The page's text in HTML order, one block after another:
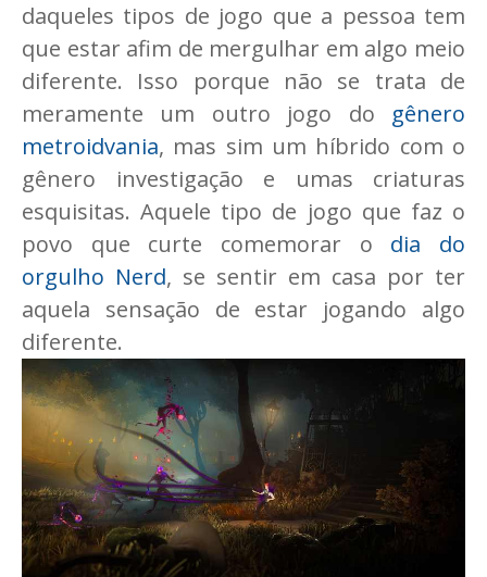
daqueles tipos de jogo que a pessoa tem
que estar afim de mergulhar em algo meio
diferente. Isso porque não se trata de
meramente um outro jogo do gênero
metroidvania, mas sim um híbrido com o
gênero investigação e umas criaturas
esquisitas. Aquele tipo de jogo que faz o
povo que curte comemorar o dia do
orgulho Nerd, se sentir em casa por ter
aquela sensação de estar jogando algo
diferente.